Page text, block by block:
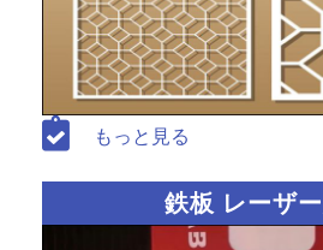
もっと見る
鉄板 レーザ